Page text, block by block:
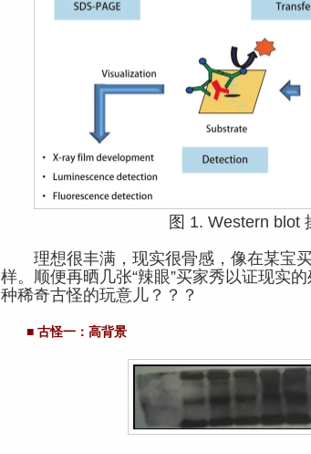
图 1. Western blot
理想很丰满，现实很骨感，像在某宝买
样。顺便再晒几张“辣眼”买家秀以证现实
种稀奇古怪的玩意儿？？？
■ 古怪一：高背景